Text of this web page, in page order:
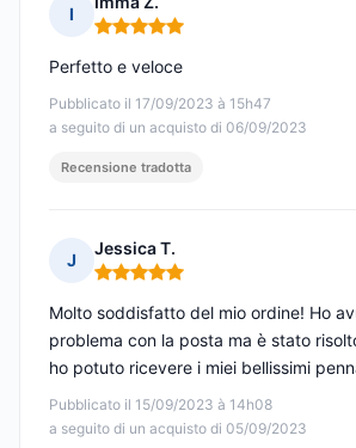
I
Nota: 5 su 5
Pubblicato il 17/09/2023 à 15h47
a seguito di un acquisto di 06/09/2023
Perfetto e veloce
Recensione tradotta
J
Jessica T.
Nota: 5 su 5
Pubblicato il 15/09/2023 à 14h08
a seguito di un acquisto di 05/09/2023
Molto soddisfatto del mio ordine! Ho
problema con la posta ma è stato
ho potuto ricevere i miei bellissimi